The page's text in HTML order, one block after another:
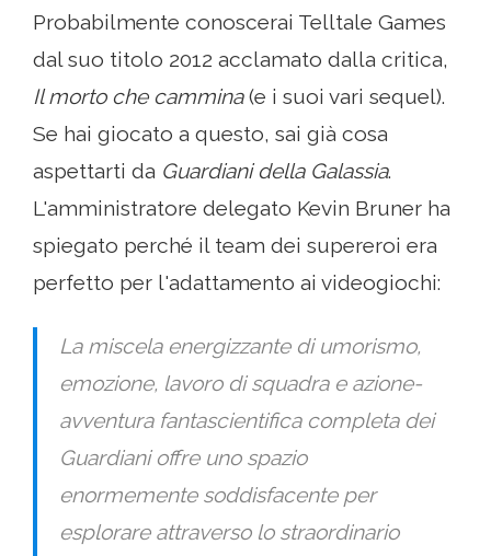
Probabilmente conoscerai Telltale Games
dal suo titolo 2012 acclamato dalla critica,
Il morto che cammina(e i suoi vari sequel).
Se hai giocato a questo, sai già cosa
aspettarti da Guardiani della Galassia.
L'amministratore delegato Kevin Bruner ha
spiegato perché il team dei supereroi era
perfetto per l'adattamento ai videogiochi:
La miscela energizzante di umorismo,
emozione, lavoro di squadra e azione-
avventura fantascientifica completa dei
Guardiani offre uno spazio
enormemente soddisfacente per
esplorare attraverso lo straordinario